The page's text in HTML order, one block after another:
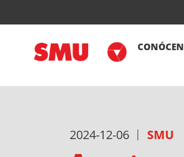
2024-12-06 SMU